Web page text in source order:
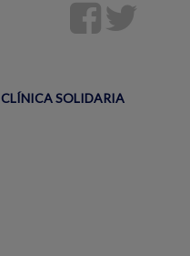
CLÍNICA SOLIDARIA